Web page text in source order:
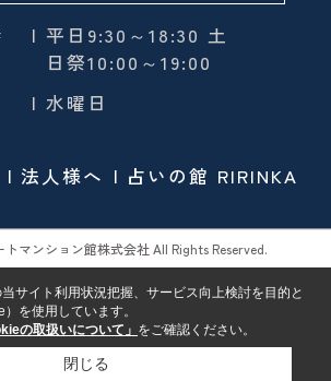
| 平日9:30～18:30 土
日祭10:00～19:00
| 水曜日
法人様へ 占いの館 RIRINKA
マンション館株式会社 All Rights Reserved.
サイト利用状況把握、サービス向上検討を目的と
を使用しています。
の取扱いについて」 をご確認ください。
閉じる